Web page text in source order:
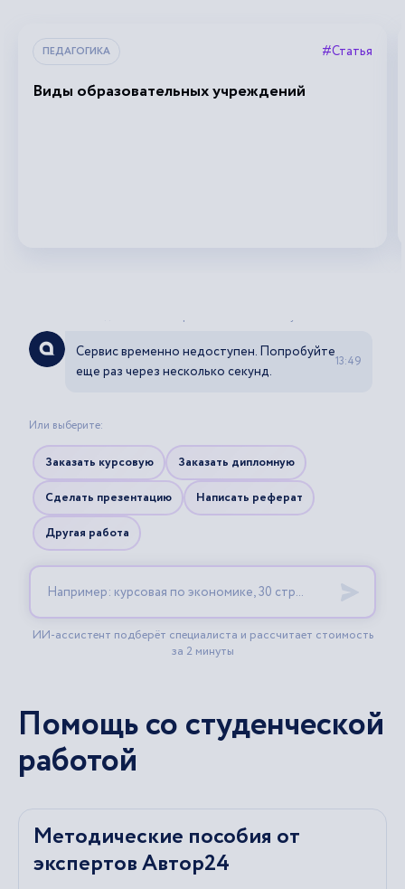
ПЕДАГОГИКА #Статья
Виды образовательных учреждений
Помощь со студенческой
работой
Методические пособия от
экспертов Автор24